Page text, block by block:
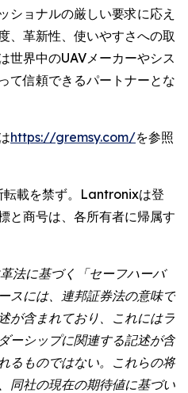
ショナルの厳しい要求に応え
、革新性、使いやすさへの取
世界中のUAVメーカーやシス
て信頼できるパートナーとな
https://gremsy.com/を参照
載を禁ず。Lantronixは登
と商号は、各所有者に帰属す
法に基づく「セーフハーバ
スには、連邦証券法の意味で
が含まれており、これにはラ
ーシップに関連する記述が含
るものではない。これらの将
同社の現在の期待値に基づい